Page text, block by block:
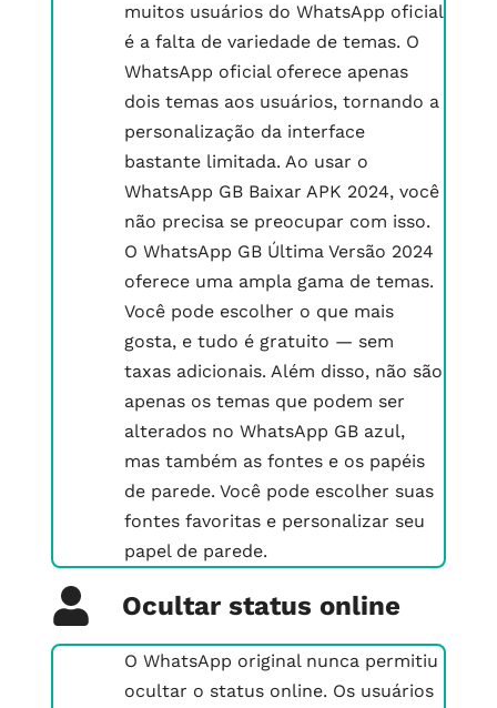
muitos usuários do WhatsApp oficial
é a falta de variedade de temas. O
WhatsApp oficial oferece apenas
dois temas aos usuários, tornando a
personalização da interface
bastante limitada. Ao usar o
WhatsApp GB Baixar APK 2024, você
não precisa se preocupar com isso.
O WhatsApp GB Última Versão 2024
oferece uma ampla gama de temas.
Você pode escolher o que mais
gosta, e tudo é gratuito — sem
taxas adicionais. Além disso, não são
apenas os temas que podem ser
alterados no WhatsApp GB azul,
mas também as fontes e os papéis
de parede. Você pode escolher suas
fontes favoritas e personalizar seu
papel de parede.
Ocultar status online
O WhatsApp original nunca permitiu
ocultar o status online. Os usuários